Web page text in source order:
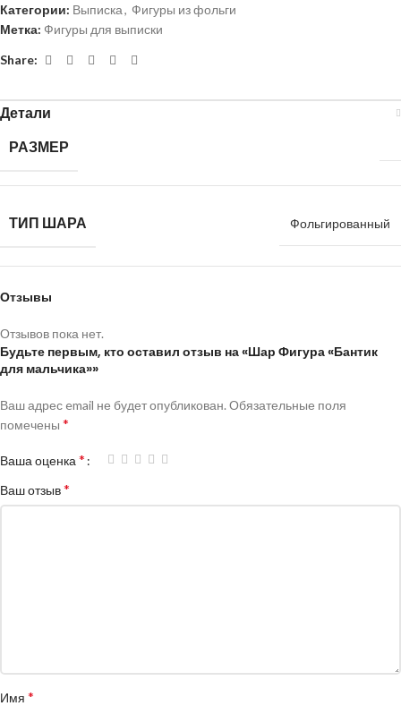
Категории: Выписка, Фигуры из фольги
Метка: Фигуры для выписки
Share:
Детали
РАЗМЕР
ТИП ШАРА Фольгированный
Отзывы
Отзывов пока нет.
Будьте первым, кто оставил отзыв на «Шар Фигура «Бантик
для мальчика»»
Ваш адрес email не будет опубликован. Обязательные поля
помечены *
Ваша оценка *
Ваш отзыв*
Имя *